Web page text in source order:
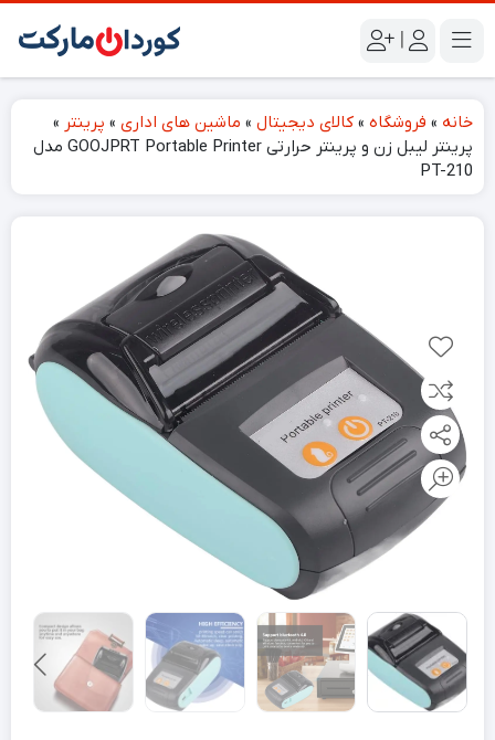
|
خانه » فروشگاه » کالای دیجیتال » ماشین های اداری » پرینتر »
پرینتر لیبل زن و پرینتر حرارتی GOOJPRT Portable Printer مدل
PT-210